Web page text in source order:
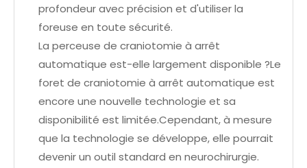
profondeur avec précision et d'utiliser la
foreuse en toute sécurité.
La perceuse de craniotomie à arrêt
automatique est-elle largement disponible ?Le
foret de craniotomie à arrêt automatique est
encore une nouvelle technologie et sa
disponibilité est limitée.Cependant, à mesure
que la technologie se développe, elle pourrait
devenir un outil standard en neurochirurgie.